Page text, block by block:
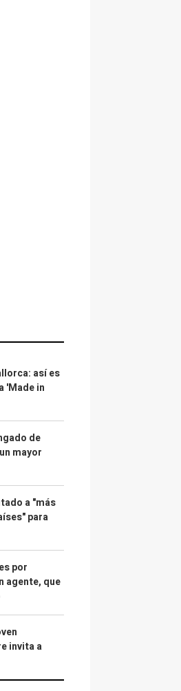
así es
'Made in
de
mayor
a "más
para
por
agente, que
invita a